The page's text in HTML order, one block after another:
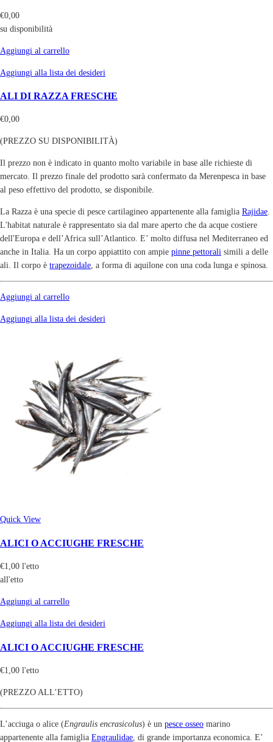
€0,00
su disponibilità
Aggiungi al carrello
Aggiungi alla lista dei desideri
ALI DI RAZZA FRESCHE
€0,00
(PREZZO SU DISPONIBILITÀ)
Il prezzo non è indicato in quanto molto variabile in base alle richieste di
mercato. Il prezzo finale del prodotto sarà confermato da Merenpesca in base
al peso effettivo del prodotto, se disponibile.
La Razza è una specie di pesce cartilagineo appartenente alla famiglia Rajidae.
L'habitat naturale è rappresentato sia dal mare aperto che da acque costiere
dell'Europa e dell’Africa sull’Atlantico. E’ molto diffusa nel Mediterraneo ed
anche in Italia. Ha un corpo appiattito con ampie pinne pettorali simili a delle
ali. Il corpo è trapezoidale, a forma di aquilone con una coda lunga e spinosa.
Aggiungi al carrello
Aggiungi alla lista dei desideri
Quick View
ALICI O ACCIUGHE FRESCHE
€1,00 l'etto
all'etto
Aggiungi al carrello
Aggiungi alla lista dei desideri
ALICI O ACCIUGHE FRESCHE
€1,00 l'etto
(PREZZO ALL’ETTO)
L’acciuga o alice (Engraulis encrasicolus) è un pesce osseo marino
appartenente alla famiglia Engraulidae , di grande importanza economica. E’